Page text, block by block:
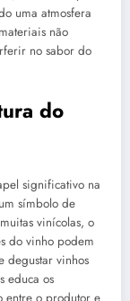
uma atmosfera
não
no sabor do
do
significativo na
símbolo de
vinícolas, o
do vinho podem
degustar vinhos
educa os